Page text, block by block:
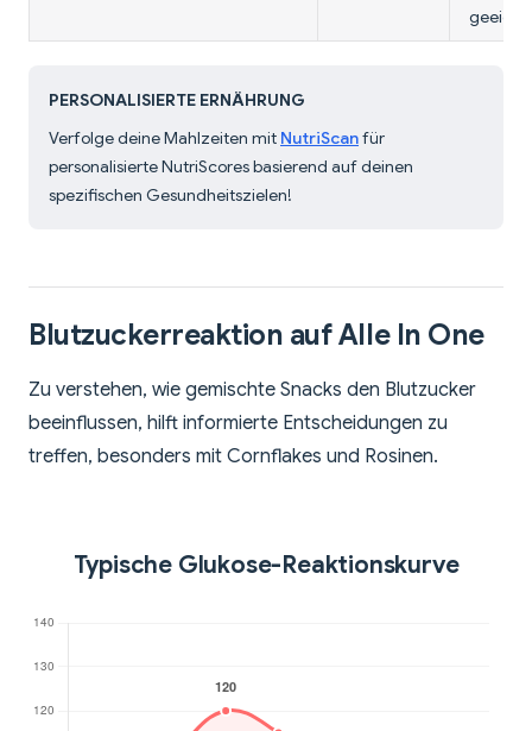
PERSONALISIERTE ERNÄHRUNG
Verfolge deine Mahlzeiten mit NutriScanfür
personalisierte NutriScores basierend auf deinen
spezifischen Gesundheitszielen!
Blutzuckerreaktion auf Alle In One
Zu verstehen, wie gemischte Snacks den Blutzucker
beeinflussen, hilft informierte Entscheidungen zu
treffen, besonders mit Cornflakes und Rosinen.
Typische Glukose-Reaktionskurve